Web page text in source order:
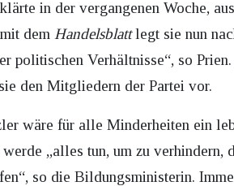
in der vergangenen Woche,
dem Handelsblattlegt sie nun
Verhältnisse“, so
den Mitgliedern der Partei vor.
wäre für alle Minderheiten ein
„alles tun, um zu verhindern,
so die Bildungsministerin.